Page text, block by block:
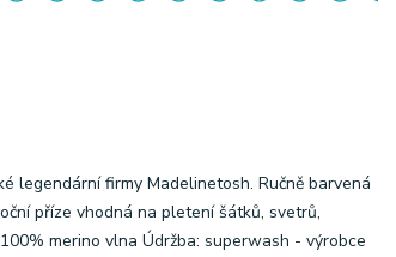
legendární firmy Madelinetosh. Ručně barvená
příze vhodná na pletení šátků, svetrů,
merino vlna Údržba: superwash - výrobce